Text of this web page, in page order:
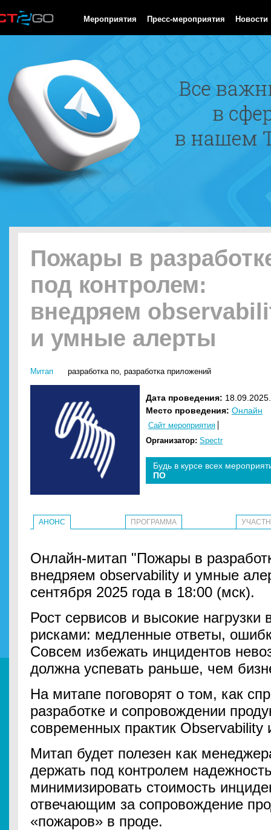
Мероприятия Пресс-мероприятия Новости
Пожары в
под контролем:
внедряем
и умные алерты
Митап разработка по, разработка приложений
Дата проведения:
Место проведения: Онлайн
Сайт мероприятия
Организатор: Spectr
Будь в курсе всех
ПО
АНОНС ПРОГРАММА
Онлайн-митап "Пожары в
внедряем observability и умные
сентября 2025 года в 18:00 (мск).
Рост сервисов и высокие нагрузки
рисками: медленные ответы,
Совсем избежать инцидентов
должна успевать раньше, чем
На митапе поговорят о том, как
разработке и сопровождении
современных практик Observability
Митап будет полезен как
держать под контролем
минимизировать стоимость
отвечающим за сопровождение
«пожаров» в проде.